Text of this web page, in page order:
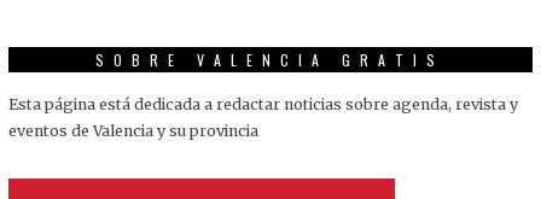
SOBRE VALENCIA GRATIS
Esta página está dedicada a redactar noticias sobre agenda, revista y
eventos de Valencia y su provincia